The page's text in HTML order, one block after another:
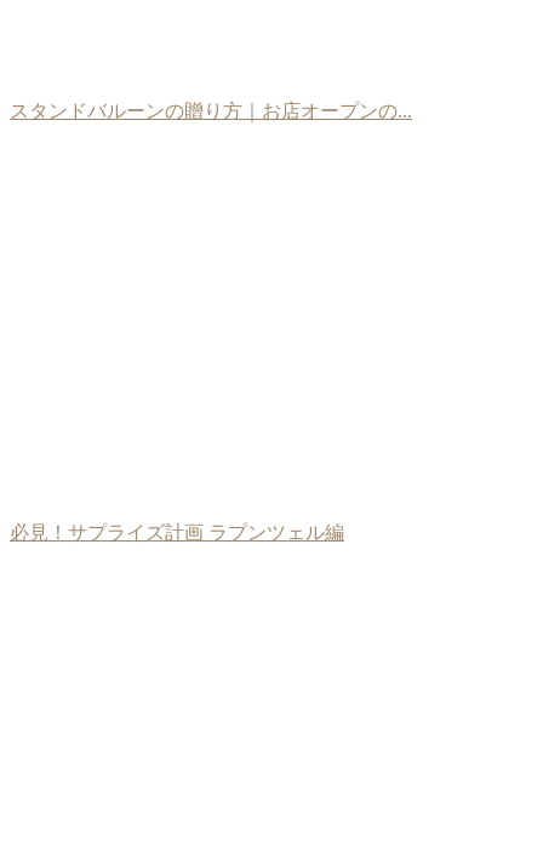
スタンドバルーンの贈り方｜お店オープンの...
必見！サプライズ計画 ラプンツェル編